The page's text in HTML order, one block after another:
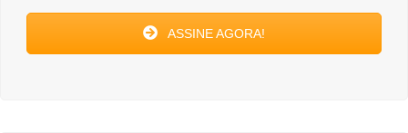
ASSINE AGORA!